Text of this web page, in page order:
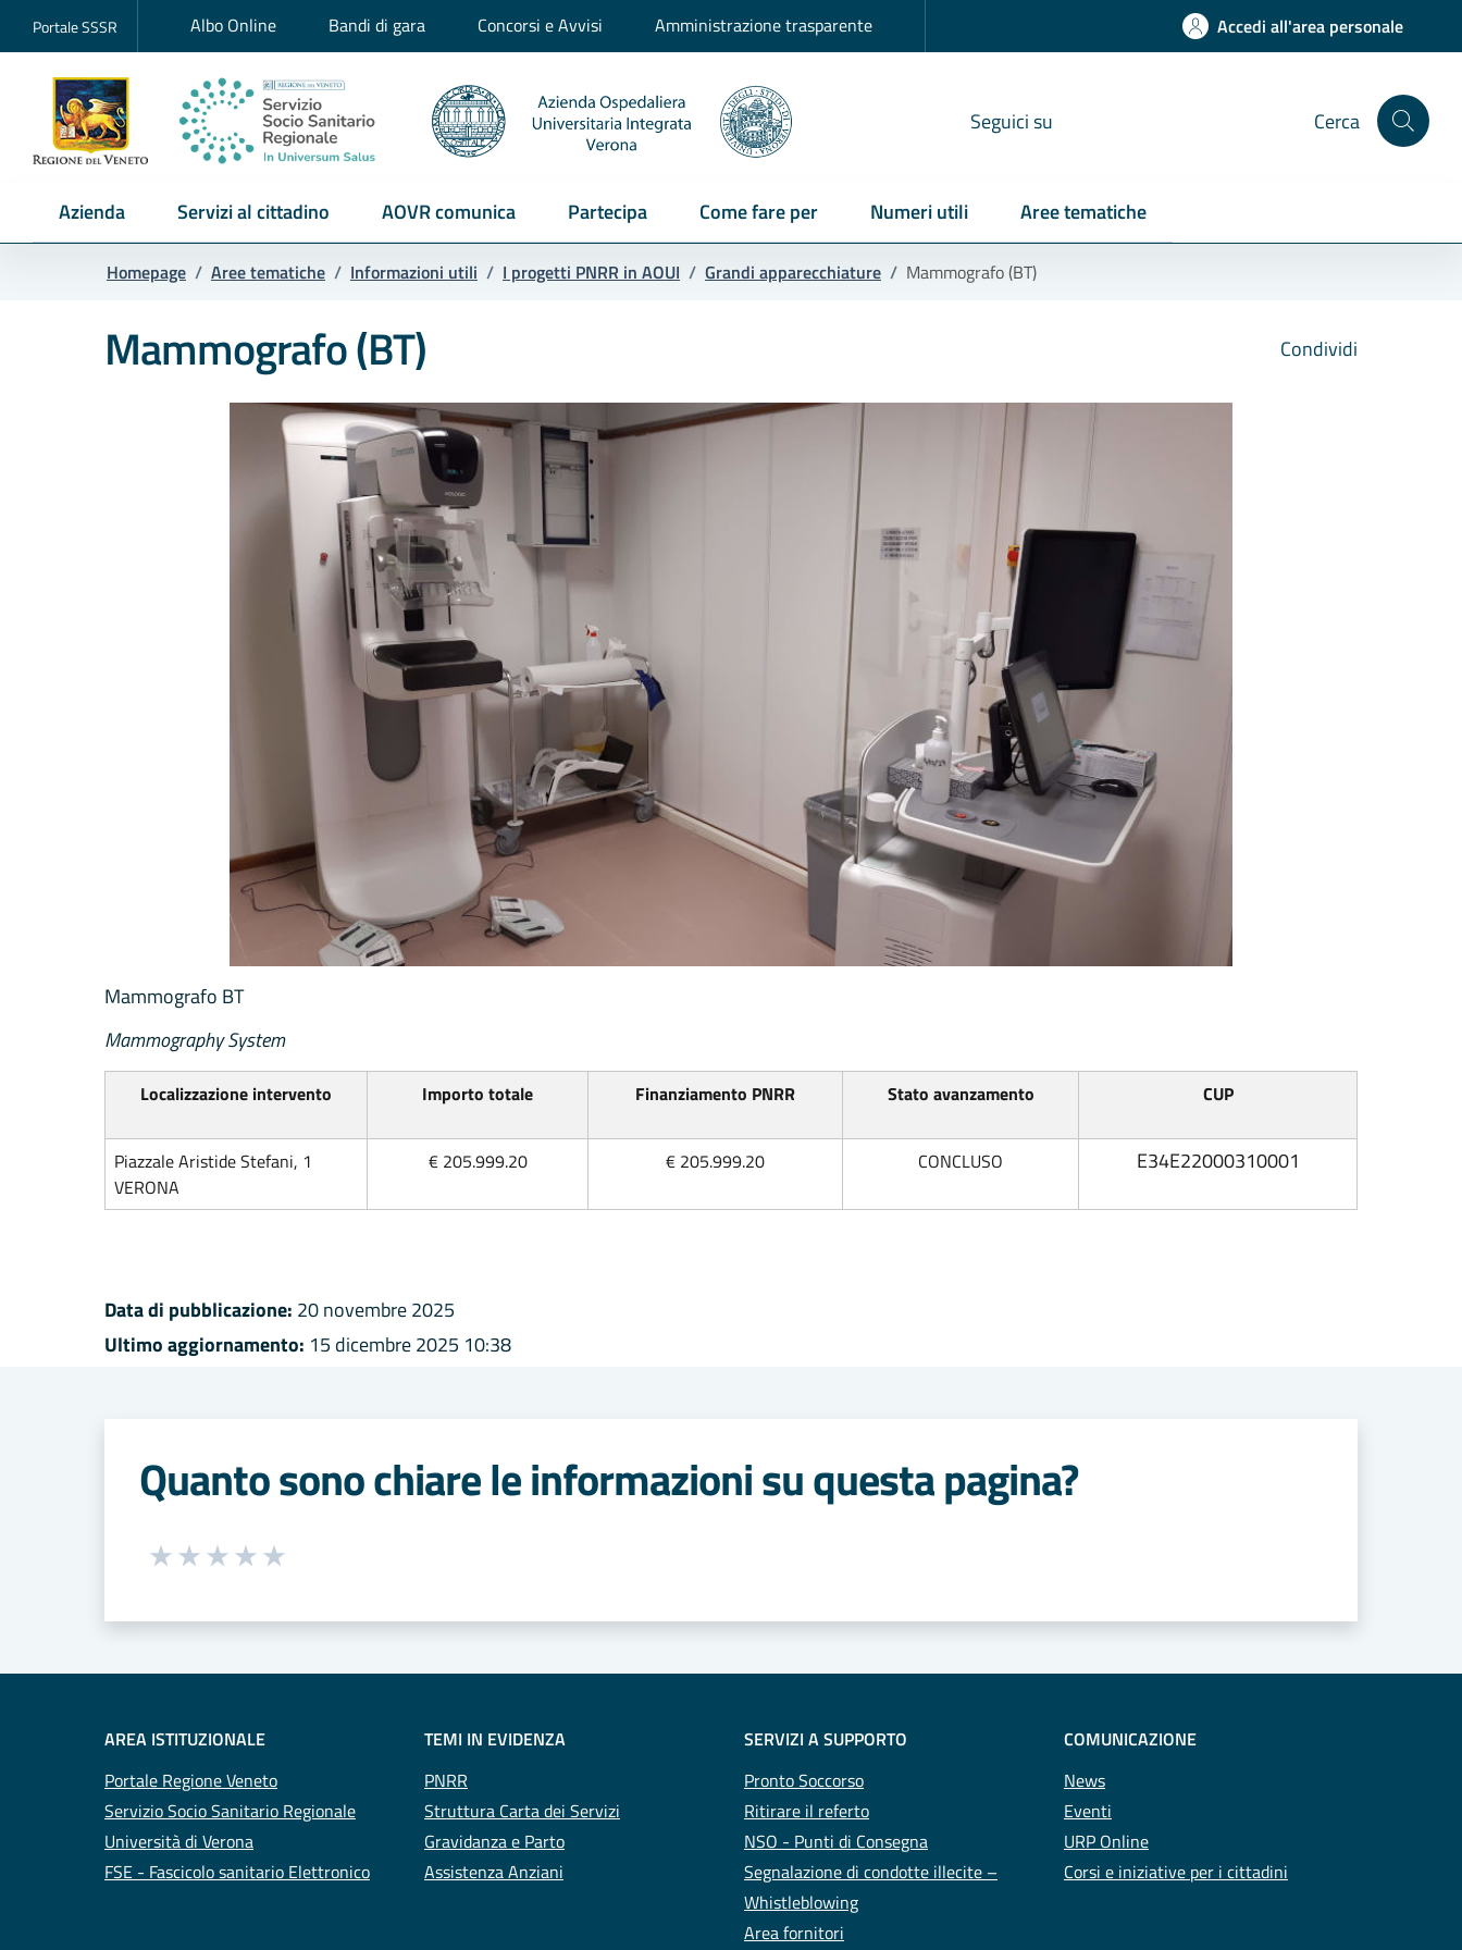
Portale SSSR Albo Online Bandi di gara Concorsi e Avvisi Amministrazione trasparente Accedi all'area personale
Seguici su Cerca
Azienda Servizi al cittadino AOVR comunica Partecipa Come fare per Numeri utili Aree tematiche
Homepage / Aree tematiche / Informazioni utili / I progetti PNRR in AOUI / Grandi apparecchiature / Mammografo (BT)
Condividi
Mammografo (BT)
Mammografo BT
Mammography System
Localizzazione intervento Importo totale Finanziamento PNRR Stato avanzamento CUP
Piazzale Aristide Stefani, 1
VERONA
€ 205.999.20 € 205.999.20 ‌CONCLUSO E34E22000310001
Data di pubblicazione: 20 novembre 2025
Ultimo aggiornamento: 15 dicembre 2025 10:38
Quanto sono chiare le informazioni su questa pagina?
Seleziona una valutazione da 1 a 5 stelle
AREA ISTITUZIONALE
Portale Regione Veneto
Servizio Socio Sanitario Regionale
Università di Verona
FSE - Fascicolo sanitario Elettronico
TEMI IN EVIDENZA
PNRR
Struttura Carta dei Servizi
Gravidanza e Parto
Assistenza Anziani
SERVIZI A SUPPORTO
Pronto Soccorso
Ritirare il referto
NSO - Punti di Consegna
Segnalazione di condotte illecite –
Whistleblowing
Area fornitori
COMUNICAZIONE
News
Eventi
URP Online
Corsi e iniziative per i cittadini